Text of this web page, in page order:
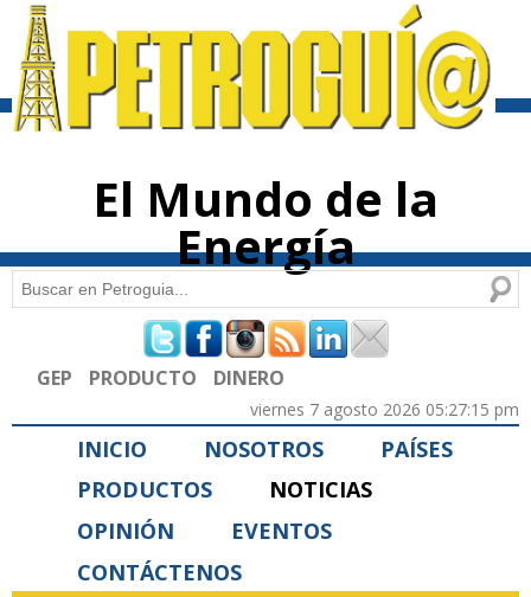
contenido
El Mundo de la
Energía
Formulario de búsqueda
Buscar
GEP PRODUCTO DINERO
viernes 7 agosto 2026 05:27:15 pm
INICIO NOSOTROS
PAÍSES
PRODUCTOS
NOTICIAS
OPINIÓN
EVENTOS
CONTÁCTENOS